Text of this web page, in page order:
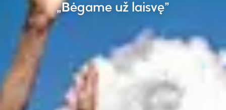
„Bėgame už laisvę”